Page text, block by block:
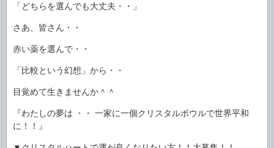
「どちらを選んでも大丈夫・・」
さあ、皆さん・・
赤い薬を選んで・・
「比較という幻想」から・・
目覚めて生きませんか＾＾
『わたしの夢は ・・ 一家に一個クリスタルボウルで世界平和
に！！』